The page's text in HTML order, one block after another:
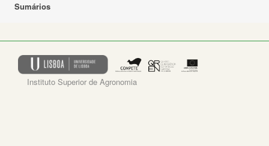
Sumários
Instituto Superior de Agronomia